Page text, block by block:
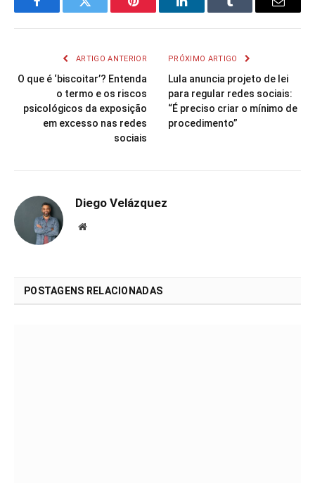
FacebookTwitter Pinterest LinkedInTumblr Email
ARTIGO ANTERIOR
O que é ‘biscoitar’? Entenda
o termo e os riscos
psicológicos da exposição
em excesso nas redes
sociais
PRÓXIMO ARTIGO
Lula anuncia projeto de lei
para regular redes sociais:
“É preciso criar o mínimo de
procedimento”
Diego Velázquez
Website
POSTAGENS RELACIONADAS